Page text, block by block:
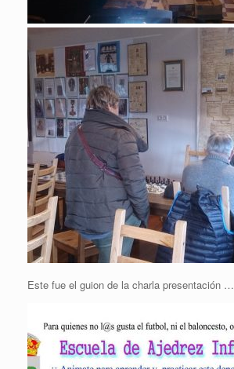
Este fue el guion de la charla presentación …